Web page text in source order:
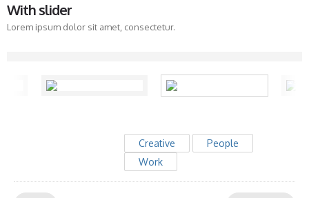
With slider
Lorem ipsum dolor sit amet, consectetur.
Creative
People
Work